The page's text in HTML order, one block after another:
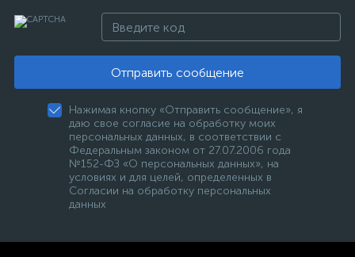
Отправить сообщение
Нажимая кнопку «Отправить сообщение», я
даю свое согласие на обработку моих
персональных данных, в соответствии с
Федеральным законом от 27.07.2006 года
№152-ФЗ «О персональных данных», на
условиях и для целей, определенных в
Согласии на обработку персональных
данных